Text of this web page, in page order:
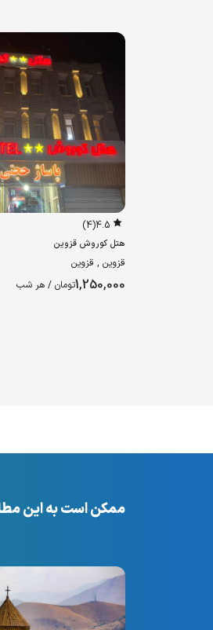
4.5
(4)
هتل کوروش قزوین
قزوین , قزوین
1,250,000تومان / هر شب
ممکن است به این